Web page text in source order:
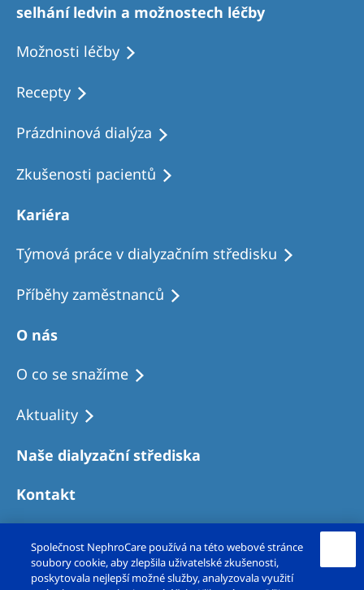
selhání ledvin a možnostech léčby
Možnosti léčby
Recepty
Prázdninová dialýza
Zkušenosti pacientů
Kariéra
Týmová práce v dialyzačním středisku
Příběhy zaměstnanců
O nás
O co se snažíme
Aktuality
Naše dialyzační střediska
Kontakt
Společnost NephroCare používá na této webové stránce
soubory cookie, aby zlepšila uživatelské zkušenosti,
poskytovala nejlepší možné služby, analyzovala využití